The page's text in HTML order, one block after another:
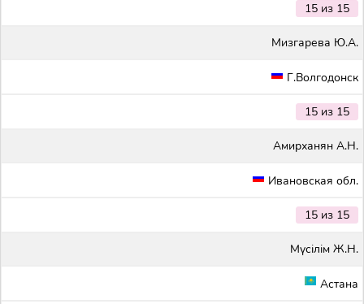
15 из 15
Мизгарева Ю.А.
Г.Волгодонск
15 из 15
Амирханян А.Н.
Ивановская обл.
15 из 15
Мүсілім Ж.Н.
Астана